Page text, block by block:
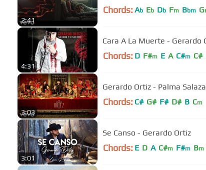
2:41
Chords: Ab Eb Db Fm Bbm G
4:31
Cara A La Muerte - Gerardo
Chords: D F#m E A C#m C#
3:03
Gerardo Ortiz - Palma
Chords: C# G# F# D# B Cm
3:01
Se Canso - Gerardo Ortiz
Chords: E D A C#m F#m Bm